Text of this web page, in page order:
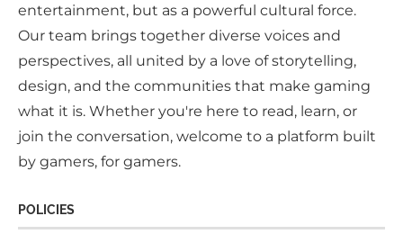
entertainment, but as a powerful cultural force.
Our team brings together diverse voices and
perspectives, all united by a love of storytelling,
design, and the communities that make gaming
what it is. Whether you're here to read, learn, or
join the conversation, welcome to a platform built
by gamers, for gamers.
POLICIES